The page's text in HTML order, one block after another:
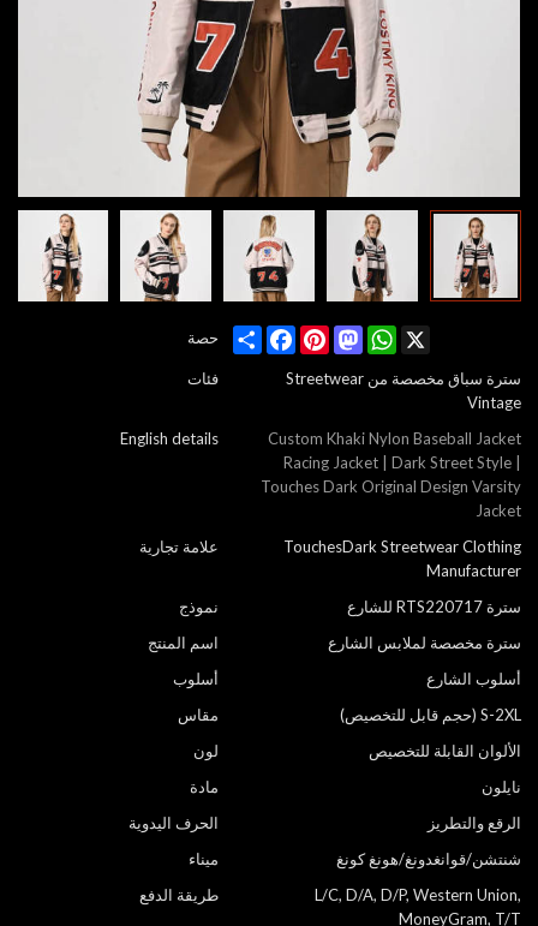
حصة Share
FacebookPinterest
Mastodon
WhatsApp X
فئات
سترة سباق مخصصة من Streetwear
Vintage
English details
Custom Khaki Nylon Baseball Jacket
Racing Jacket | Dark Street Style |
Touches Dark Original Design Varsity
Jacket
علامة تجارية
TouchesDark Streetwear Clothing
Manufacturer
نموذج
سترة RTS220717 للشارع
اسم المنتج
سترة مخصصة لملابس الشارع
أسلوب
أسلوب الشارع
مقاس
S-2XL (حجم قابل للتخصيص)
لون
الألوان القابلة للتخصيص
مادة
نايلون
الحرف اليدوية
الرقع والتطريز
ميناء
شنتشن/قوانغدونغ/هونغ كونغ
طريقة الدفع
L/C, D/A, D/P, Western Union,
MoneyGram, T/T